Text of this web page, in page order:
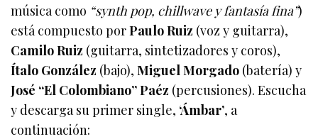
música como “synth pop, chillwave y fantasía fina”)
está compuesto porPaulo Ruiz (voz y guitarra),
Camilo Ruiz (guitarra, sintetizadores y coros),
Ítalo González (bajo),Miguel Morgado (batería) y
José “El Colombiano” Paéz (percusiones). Escucha
y descarga su primer single, ‘Ámbar’, a
continuación: